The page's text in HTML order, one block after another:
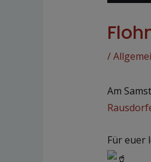
/
Am
Für euer